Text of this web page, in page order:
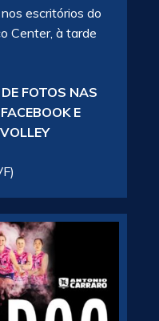
escritórios do
Center, à tarde
FOTOS NAS
E